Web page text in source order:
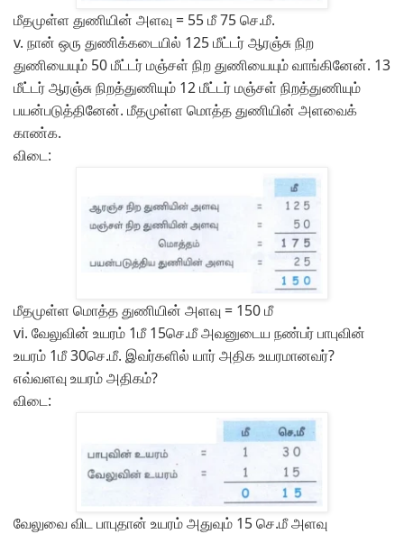
மீதமுள்ள துணியின் அளவு = 55 மீ 75 செ.மீ.
v. நான் ஒரு துணிக்கடையில் 125 மீட்டர் ஆரஞ்சு நிற
துணியையும் 50 மீட்டர் மஞ்சள் நிற துணியையும் வாங்கினேன். 13
மீட்டர் ஆரஞ்சு நிறத்துணியும் 12 மீட்டர் மஞ்சள் நிறத்துணியும்
பயன்படுத்தினேன். மீதமுள்ள மொத்த துணியின் அளவைக்
காண்க.
விடை:
மீதமுள்ள மொத்த துணியின் அளவு = 150 மீ
vi. வேலுவின் உயரம் 1மீ 15செ.மீ அவனுடைய நண்பர் பாபுவின்
உயரம் 1மீ 30செ.மீ. இவர்களில் யார் அதிக உயரமானவர்?
எவ்வளவு உயரம் அதிகம்?
விடை:
வேலுவை விட பாபுதான் உயரம் அதுவும் 15 செ.மீ அளவு